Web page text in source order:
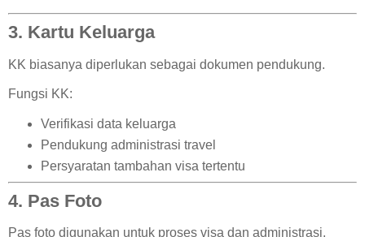
3. Kartu Keluarga
KK biasanya diperlukan sebagai dokumen pendukung.
Fungsi KK:
Verifikasi data keluarga
Pendukung administrasi travel
Persyaratan tambahan visa tertentu
4. Pas Foto
Pas foto digunakan untuk proses visa dan administrasi.